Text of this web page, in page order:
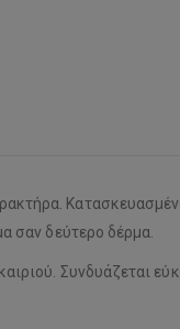
σαν δεύτερο δέρμα.
Συνδυάζεται